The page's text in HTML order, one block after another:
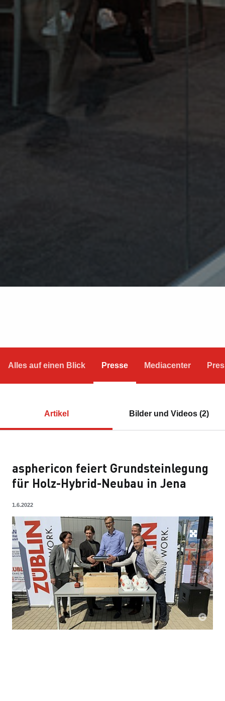
Alles auf einen Blick Presse Mediacenter
Artikel Bilder und Videos (2)
asphericon feiert Grundsteinlegung
für Holz-Hybrid-Neubau in Jena
1.6.2022